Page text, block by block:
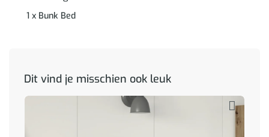
1 x Bunk Bed
Dit vind je misschien ook leuk